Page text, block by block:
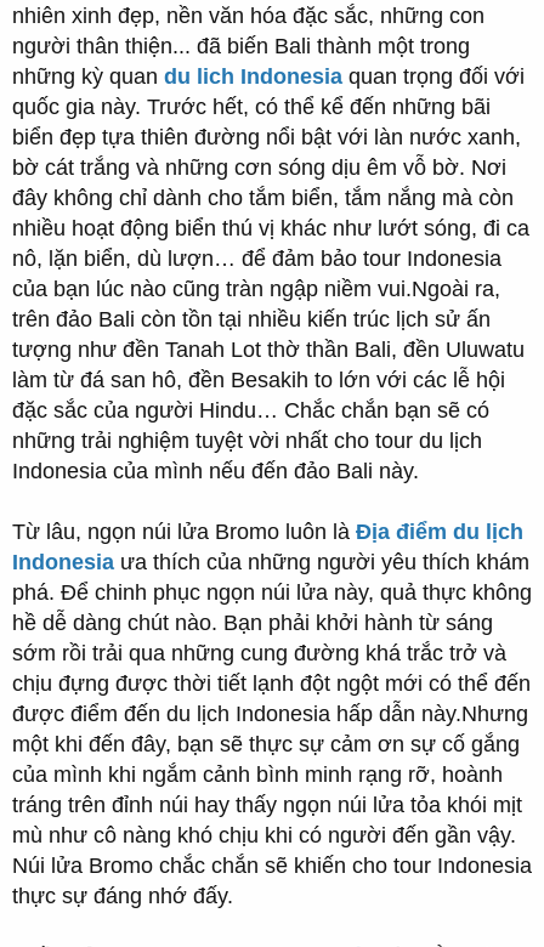
nhiên xinh đẹp, nền văn hóa đặc sắc, những con
người thân thiện... đã biến Bali thành một trong
những kỳ quan du lich Indonesia quan trọng đối với
quốc gia này. Trước hết, có thể kể đến những bãi
biển đẹp tựa thiên đường nổi bật với làn nước xanh,
bờ cát trắng và những cơn sóng dịu êm vỗ bờ. Nơi
đây không chỉ dành cho tắm biển, tắm nắng mà còn
nhiều hoạt động biển thú vị khác như lướt sóng, đi ca
nô, lặn biển, dù lượn… để đảm bảo tour Indonesia
của bạn lúc nào cũng tràn ngập niềm vui.Ngoài ra,
trên đảo Bali còn tồn tại nhiều kiến trúc lịch sử ấn
tượng như đền Tanah Lot thờ thần Bali, đền Uluwatu
làm từ đá san hô, đền Besakih to lớn với các lễ hội
đặc sắc của người Hindu… Chắc chắn bạn sẽ có
những trải nghiệm tuyệt vời nhất cho tour du lịch
Indonesia của mình nếu đến đảo Bali này.
Từ lâu, ngọn núi lửa Bromo luôn là Địa điểm du lịch
Indonesia ưa thích của những người yêu thích khám
phá. Để chinh phục ngọn núi lửa này, quả thực không
hề dễ dàng chút nào. Bạn phải khởi hành từ sáng
sớm rồi trải qua những cung đường khá trắc trở và
chịu đựng được thời tiết lạnh đột ngột mới có thể đến
được điểm đến du lịch Indonesia hấp dẫn này.Nhưng
một khi đến đây, bạn sẽ thực sự cảm ơn sự cố gắng
của mình khi ngắm cảnh bình minh rạng rỡ, hoành
tráng trên đỉnh núi hay thấy ngọn núi lửa tỏa khói mịt
mù như cô nàng khó chịu khi có người đến gần vậy.
Núi lửa Bromo chắc chắn sẽ khiến cho tour Indonesia
thực sự đáng nhớ đấy.